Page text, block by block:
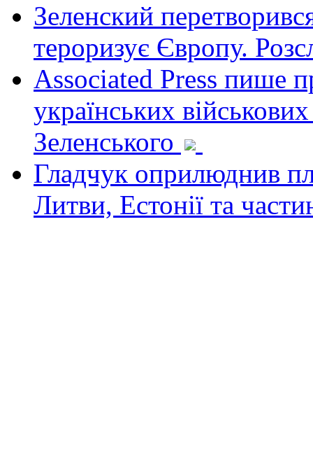
Зеленский
тероризує Європу.
Associated Press пише
українських
Зеленського
Гладчук оприлюднив
Литви, Естонії та